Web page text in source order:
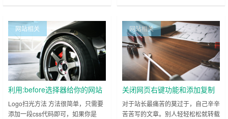
169影视，念旧电影网，极趣淘影
视，果冻影视，小清影院，咚咚影
视，Cxy影视……等等。。。 反正
类似以上界面和图三都是软件套网
页，没用鸡肋软件，无技术可言，码
源网上一大把 &nb……
以及一个支持 PHP 的网站空间。 新
第一行代码 打开 get.php ，在里面
输入 <?php echo 'hello php'; ?
&……
网站相关
利用:before选择器给你的网站
Logo添加扫光特效
Logo扫光方法 方法很简单，只需要
添加一段css代码即可，如果你是
网站相关
关闭网页右键功能和添加复制
版权提醒！
对于站长最痛苦的莫过于，自己辛辛
苦苦写的文章。别人轻轻松松就转载